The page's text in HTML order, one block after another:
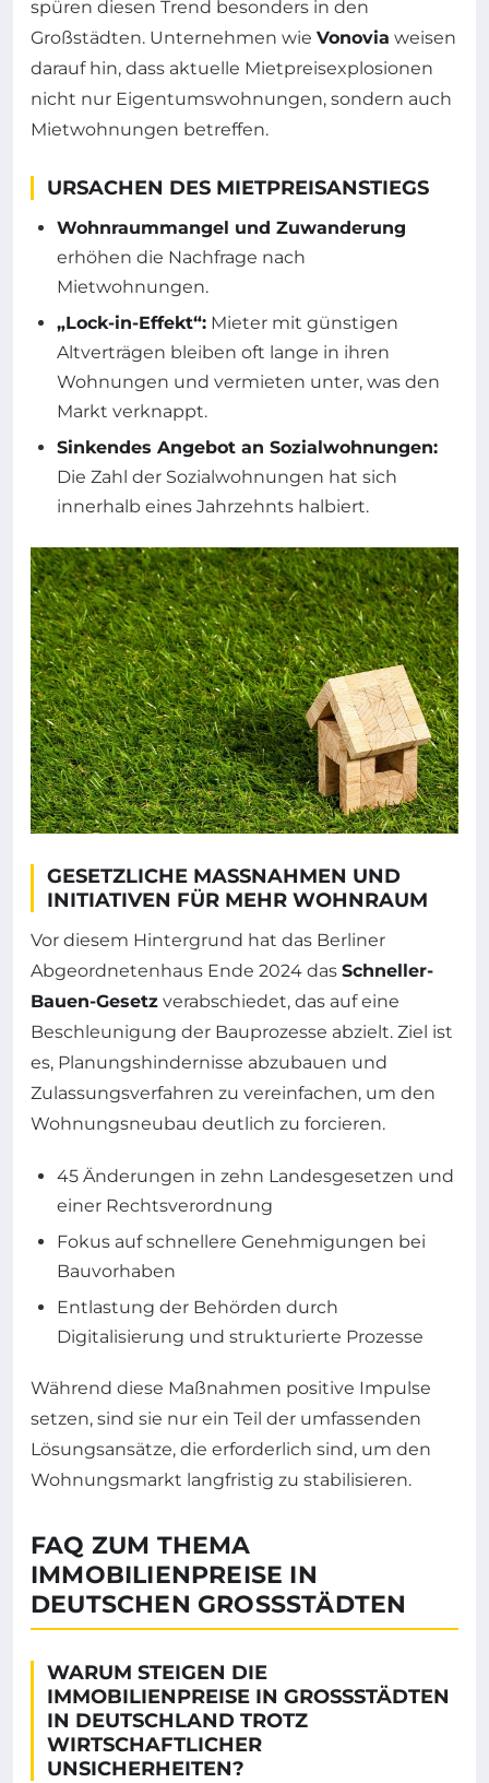
spüren diesen Trend besonders in den
Großstädten. Unternehmen wie Vonovia weisen
darauf hin, dass aktuelle Mietpreisexplosionen
nicht nur Eigentumswohnungen, sondern auch
Mietwohnungen betreffen.
URSACHEN DES MIETPREISANSTIEGS
Wohnraummangel und Zuwanderung
erhöhen die Nachfrage nach
Mietwohnungen.
„Lock-in-Effekt“: Mieter mit günstigen
Altverträgen bleiben oft lange in ihren
Wohnungen und vermieten unter, was den
Markt verknappt.
Sinkendes Angebot an Sozialwohnungen:
Die Zahl der Sozialwohnungen hat sich
innerhalb eines Jahrzehnts halbiert.
GESETZLICHE MASSNAHMEN UND I
NITIATIVEN FÜR MEHR WOHNRAUM
Vor diesem Hintergrund hat das Berliner
Abgeordnetenhaus Ende 2024 das Schneller-
Bauen-Gesetz verabschiedet, das auf eine
Beschleunigung der Bauprozesse abzielt. Ziel ist
es, Planungshindernisse abzubauen und
Zulassungsverfahren zu vereinfachen, um den
Wohnungsneubau deutlich zu forcieren.
45 Änderungen in zehn Landesgesetzen und
einer Rechtsverordnung
Fokus auf schnellere Genehmigungen bei
Bauvorhaben
Entlastung der Behörden durch
Digitalisierung und strukturierte Prozesse
Während diese Maßnahmen positive Impulse
setzen, sind sie nur ein Teil der umfassenden
Lösungsansätze, die erforderlich sind, um den
Wohnungsmarkt langfristig zu stabilisieren.
FAQ ZUM THEMA
IMMOBILIENPREISE IN
DEUTSCHEN GROSSSTÄDTEN
WARUM STEIGEN DIE
IMMOBILIENPREISE IN GROSSSTÄDTEN I
N DEUTSCHLAND TROTZ W
IRTSCHAFTLICHER U
NSICHERHEITEN?